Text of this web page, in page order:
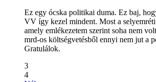
Ez egy ócska politikai duma. Ez baj,
VV így kezel mindent. Most a
amely emlékezetem szerint soha nem
mrd-os költségvetésből ennyi nem jut a
Gratulálok.
3
4